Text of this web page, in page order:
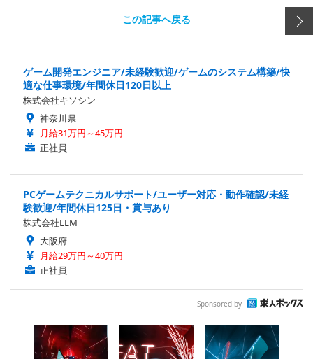
この記事へ戻る
ゲーム開発エンジニア/未経験歓迎/ゲームのシステム構築/快
適な仕事環境/年間休日120日以上
株式会社キソシン
神奈川県
月給31万円～45万円
正社員
PCゲームテクニカルサポート/ユーザー対応・動作確認/未経
験歓迎/年間休日125日・賞与あり
株式会社ELM
大阪府
月給29万円～40万円
正社員
Sponsored by